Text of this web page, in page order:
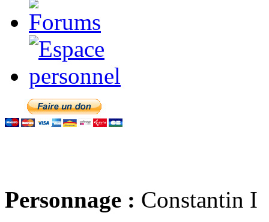
Personnage : Constantin I